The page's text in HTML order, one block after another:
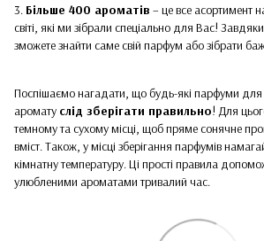
3. Більше 400 ароматів – це все асортимент
світі, які ми зібрали спеціально для Вас!
зможете знайти саме свій парфум або зібрати
Поспішаємо нагадати, що будь-які парфуми для
аромату слід зберігати правильно! Для
темному та сухому місці, щоб пряме сонячне
вміст. Також, у місці зберігання парфумів
кімнатну температуру. Ці прості правила
улюбленими ароматами тривалий час.